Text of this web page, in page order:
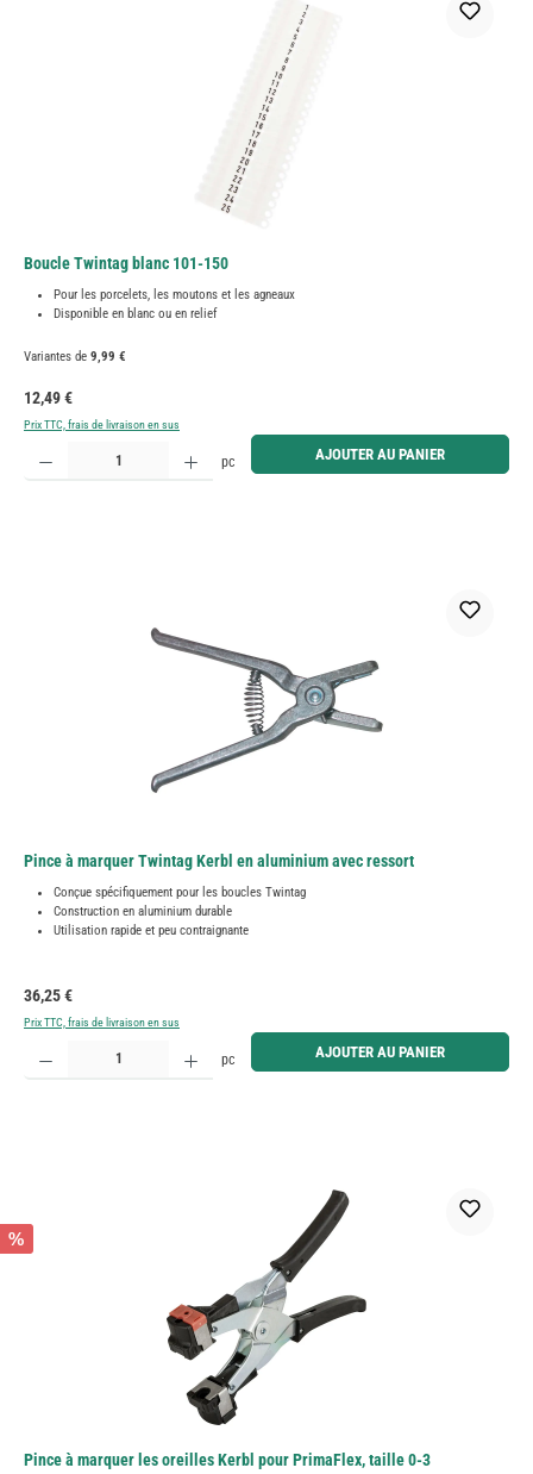
Boucle Twintag blanc 101-150
Pour les porcelets, les moutons et les agneaux
Disponible en blanc ou en relief
Variantes de 9,99 €
Prix régulier :
12,49 €
Prix TTC, frais de livraison en sus
Quantité de produit : Entrez la quantité souhaitée ou utilisez les boutons pour augmenter ou
pc AJOUTER AU PANIER
Pince à marquer Twintag Kerbl en aluminium avec ressort
Conçue spécifiquement pour les boucles Twintag
Construction en aluminium durable
Utilisation rapide et peu contraignante
Prix régulier :
36,25 €
Prix TTC, frais de livraison en sus
Quantité de produit : Entrez la quantité souhaitée ou utilisez les boutons pour augmenter ou
pc AJOUTER AU PANIER
%
Pince à marquer les oreilles Kerbl pour PrimaFlex, taille 0-3